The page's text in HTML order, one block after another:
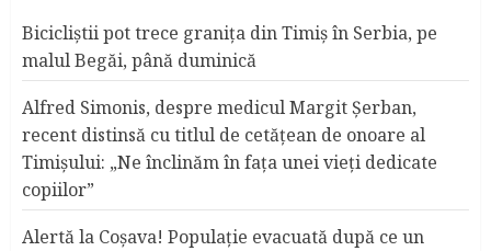
Bicicliştii pot trece graniţa din Timiş în Serbia, pe
malul Begăi, până duminică
Alfred Simonis, despre medicul Margit Şerban,
recent distinsă cu titlul de cetățean de onoare al
Timişului: „Ne înclinăm în fața unei vieți dedicate
copiilor”
Alertă la Coşava! Populaţie evacuată după ce un